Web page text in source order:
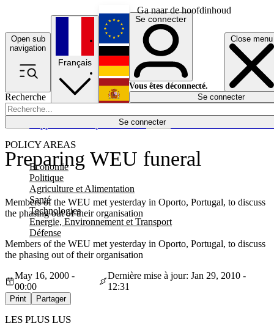
Ga naar de hoofdinhoud
Open sub
navigation
Close menu
Recherche
Se connecter
POLICY AREAS
Economie
Politique
Agriculture et Alimentation
Santé
Technologies
Energie, Environnement et Transport
Défense
Économie
Français
English
Deutsch
Español
Se connecter
Vous êtes déconnecté.
Se connecter
Preparing WEU funeral
Members of the WEU met yesterday in Oporto, Portugal, to discuss
the phasing out of their organisation
Members of the WEU met yesterday in Oporto, Portugal, to discuss
the phasing out of their organisation
May 16, 2000 -
00:00
Dernière mise à jour: Jan 29, 2010 -
12:31
Print Partager
LES PLUS LUS